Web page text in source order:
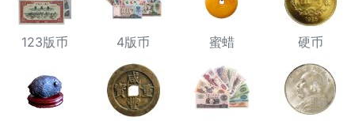
123版币 4版币 蜜蜡 硬币